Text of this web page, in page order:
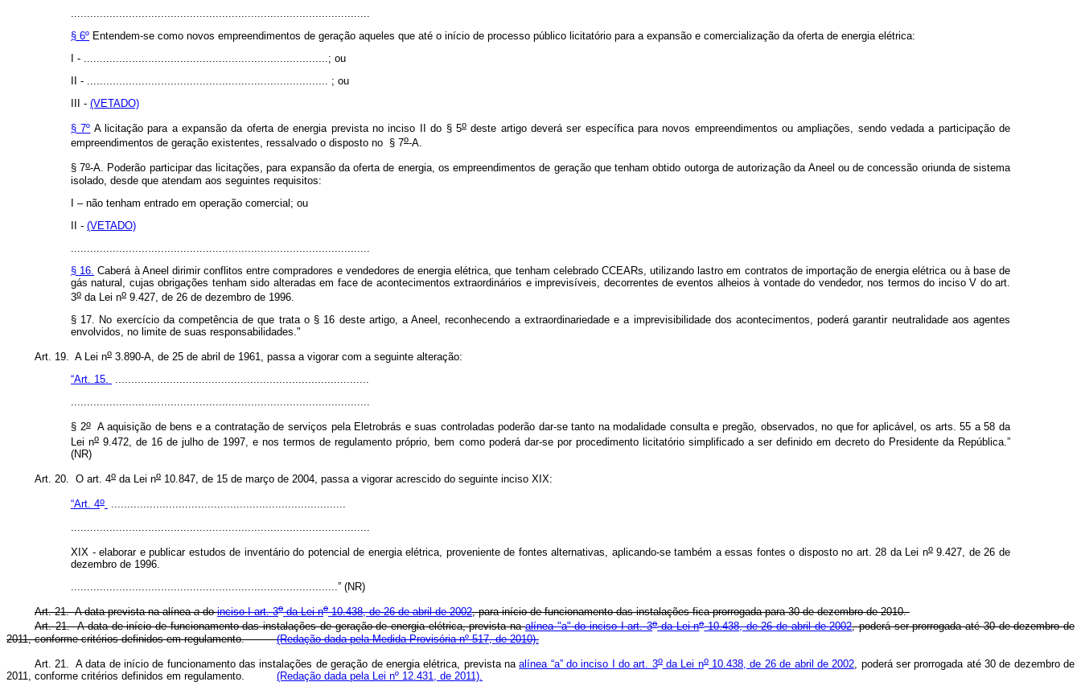
§ 6º Entendem-se como novos empreendimentos de geração aqueles que até o início de processo público licitatório para a expansão e comercialização da oferta de energia elétrica:
I - ............................................................................; ou
II - ........................................................................... ; ou
III - (VETADO)
§ 7º A licitação para a expansão da oferta de energia prevista no inciso II do § 5odeste artigo deverá ser específica para novos empreendimentos ou ampliações, sendo vedada a participação de
empreendimentos de geração existentes, ressalvado o disposto no § 7o-A.
§ 7o-A. Poderão participar das licitações, para expansão da oferta de energia, os empreendimentos de geração que tenham obtido outorga de autorização da Aneel ou de concessão oriunda de sistema
isolado, desde que atendam aos seguintes requisitos:
I – não tenham entrado em operação comercial; ou
II - (VETADO)
§ 16. Caberá à Aneel dirimir conflitos entre compradores e vendedores de energia elétrica, que tenham celebrado CCEARs, utilizando lastro em contratos de importação de energia elétrica ou à base de
gás natural, cujas obrigações tenham sido alteradas em face de acontecimentos extraordinários e imprevisíveis, decorrentes de eventos alheios à vontade do vendedor, nos termos do inciso V do art.
3o da Lei no 9.427, de 26 de dezembro de 1996.
§ 17. No exercício da competência de que trata o § 16 deste artigo, a Aneel, reconhecendo a extraordinariedade e a imprevisibilidade dos acontecimentos, poderá garantir neutralidade aos agentes
envolvidos, no limite de suas responsabilidades."
Art. 19. A Lei no 3.890-A, de 25 de abril de 1961, passa a vigorar com a seguinte alteração:
“Art. 15.
...............................................................................
.............................................................................................
§ 2oA aquisição de bens e a contratação de serviços pela Eletrobrás e suas controladas poderão dar-se tanto na modalidade consulta e pregão, observados, no que for aplicável, os arts. 55 a 58 da
Lei no 9.472, de 16 de julho de 1997, e nos termos de regulamento próprio, bem como poderá dar-se por procedimento licitatório simplificado a ser definido em decreto do Presidente da República.”
(NR)
Art. 20. O art. 4o da Lei no 10.847, de 15 de março de 2004, passa a vigorar acrescido do seguinte inciso XIX:
“Art. 4o
.........................................................................
XIX - elaborar e publicar estudos de inventário do potencial de energia elétrica, proveniente de fontes alternativas, aplicando-se também a essas fontes o disposto no art. 28 da Lei no9.427, de 26 de
dezembro de 1996.
...................................................................................” (NR)
Art. 21. A data prevista na alíneaadoinciso I art. 3oda Lei no10.438, de 26 de abril de 2002, para início de funcionamento das instalações fica prorrogada para 30 de dezembro de 2010.
Art. 21. A data de início de funcionamento das instalações de geração de energia elétrica, prevista naalínea "a" do inciso I art. 3oda Lei no10.438, de 26 de abril de 2002, poderá ser prorrogada até 30 de dezembro de
2011, conforme critérios definidos em regulamento.(Redação dada pela Medida Provisória nº 517, de 2010).
Art. 21. A data de início de funcionamento das instalações de geração de energia elétrica, prevista naalínea “a” do inciso I do art. 3oda Lei no10.438, de 26 de abril de 2002, poderá ser prorrogada até 30 de dezembro de
2011, conforme critérios definidos em regulamento. (Redação dada pela Lei nº 12.431, de 2011).